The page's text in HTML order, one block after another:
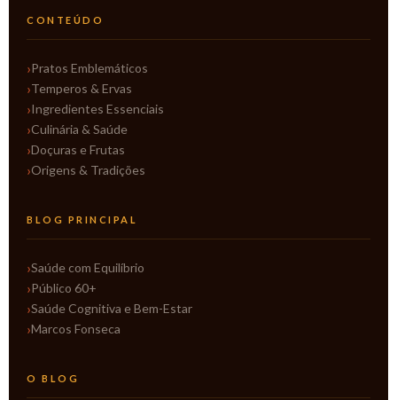
CONTEÚDO
Pratos Emblemáticos
Temperos & Ervas
Ingredientes Essenciais
Culinária & Saúde
Doçuras e Frutas
Origens & Tradições
BLOG PRINCIPAL
Saúde com Equilíbrio
Público 60+
Saúde Cognitiva e Bem-Estar
Marcos Fonseca
O BLOG